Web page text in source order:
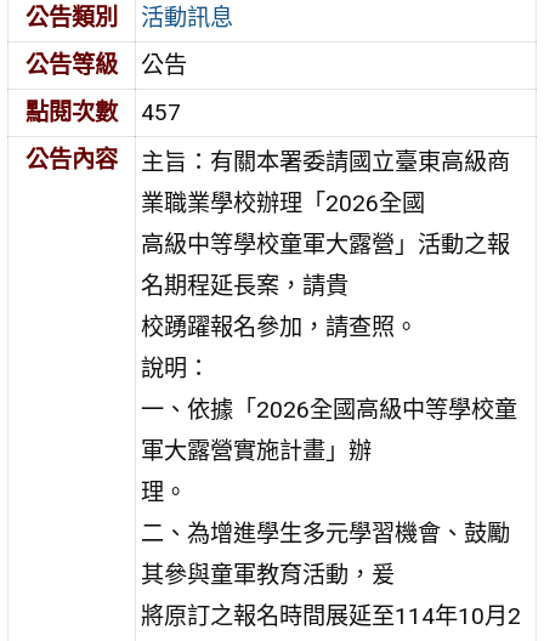
公告類別
活動訊息
公告等級
公告
點閱次數
457
公告內容
主旨：有關本署委請國立臺東高級商
業職業學校辦理「2026全國
高級中等學校童軍大露營」活動之報
名期程延長案，請貴
校踴躍報名參加，請查照。
說明：
一、依據「2026全國高級中等學校童
軍大露營實施計畫」辦
理。
二、為增進學生多元學習機會、鼓勵
其參與童軍教育活動，爰
將原訂之報名時間展延至114年10月2